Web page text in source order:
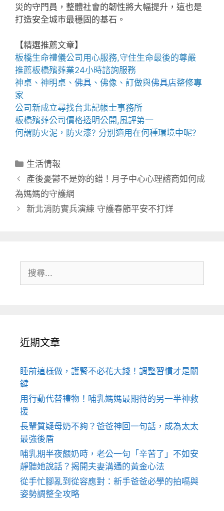
災的守門員，整體社會的韌性將大幅提升，這也是
打造安全城市最穩固的基石。
【精選推薦文章】
板橋生命禮儀公司 用心服務,守住生命最後的尊嚴
推薦板橋殯葬業24小時諮詢服務
神桌、 神明桌 、 佛具 、佛像、訂做與佛具店整修專
家
公司新成立尋找台北記帳士事務所
板橋殯葬公司價格透明公開,風評第一
何謂防火泥 ， 防火漆? 分別適用在何種環境中呢?
分
類
生活情報
產後憂鬱不是妳的錯！月子中心心理諮商如何成
為媽媽的守護網
新北消防實兵演練 守護春節平安不打烊
尋:
近期文章
睡前這樣做，護腎不必花大錢！調整習慣才是關
鍵
用行動代替禮物！哺乳媽媽最期待的另一半神救
援
長輩質疑母奶不夠？爸爸神回一句話，成為太太
最強後盾
哺乳期半夜餵奶時，老公一句「辛苦了」不如安
靜聽她說話？揭開夫妻溝通的黃金心法
從手忙腳亂到從容應對：新手爸爸必學的拍嗝與
姿勢調整全攻略